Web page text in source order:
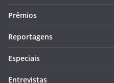
Prêmios
Reportagens
Especiais
Entrevistas